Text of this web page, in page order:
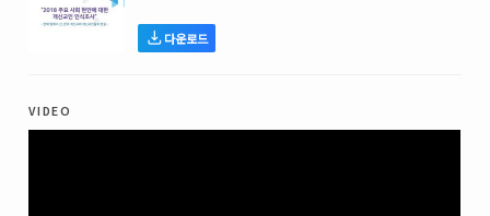
다운로드
video